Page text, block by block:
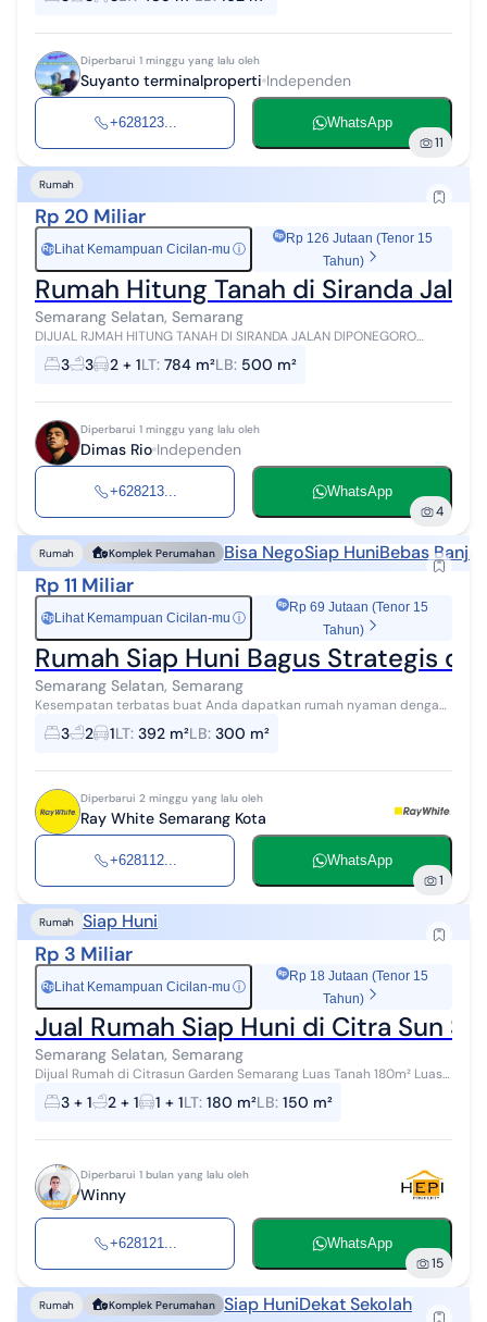
Diperbarui 1 minggu yang lalu oleh
Suyanto terminalproperti Independen
+628123... WhatsApp
11
Rumah
Rp 20 Miliar
RpLihat Kemampuan Cicilan-mu ⓘ
Rp 126 Jutaan (Tenor 15
Tahun)
Rumah Hitung Tanah di Siranda
Semarang Selatan, Semarang
DIJUAL RJMAH HITUNG TANAH DI SIRANDA JALAN DIPONEGORO
LEMPONGSARI GAJAHMUNGKUR SEMARANG Lokasi sangat strategis
dibangun kantor / rumah mewah/ H...
3 3 2 + 1LT: 784 m²LB: 500 m²
Diperbarui 1 minggu yang lalu oleh
Dimas Rio Independen
+628213... WhatsApp
4
Rumah Komplek Perumahan Bisa NegoSiap HuniBebas Banjir
Rp 11 Miliar
RpLihat Kemampuan Cicilan-mu ⓘ
Rp 69 Jutaan (Tenor 15
Tahun)
Rumah Siap Huni Bagus Strategis di
Semarang Selatan, Semarang
Kesempatan terbatas buat Anda dapatkan rumah nyaman dengan
return investasi tinggi di Semarang Selatan, Semarang. Rumah ini
menawarkan kelengkapan...
3 2 1LT: 392 m²LB: 300 m²
Diperbarui 2 minggu yang lalu oleh
Ray White Semarang Kota
+628112... WhatsApp
1
Rumah Siap Huni
Rp 3 Miliar
RpLihat Kemampuan Cicilan-mu ⓘ
Rp 18 Jutaan (Tenor 15
Tahun)
Jual Rumah Siap Huni di Citra Sun
Semarang Selatan, Semarang
Dijual Rumah di Citrasun Garden Semarang Luas Tanah 180m² Luas
bangunan 150m² Kamar Tidur 3 Kamar mandi 2 Kamar pembantu 1
Garasi 1 Carpot 1 Ser...
3 + 1 2 + 1 1 + 1LT: 180 m²LB: 150 m²
Diperbarui 1 bulan yang lalu oleh
Winny
+628121... WhatsApp
15
Rumah Komplek Perumahan Siap HuniDekat Sekolah